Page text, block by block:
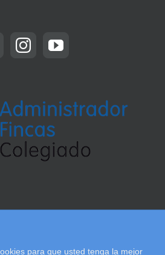
para que usted tenga la mejor